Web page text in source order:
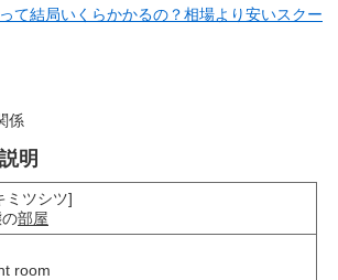
て結局いくらかかるの？相場より安いスクー
係
明
ミツシツ]
部屋
room